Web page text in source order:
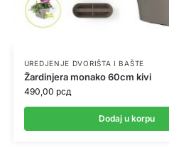
UREDJENJE DVORIŠTA I BAŠTE
Žardinjera monako 60cm kivi
490,00 рсд
Dodaj u korpu